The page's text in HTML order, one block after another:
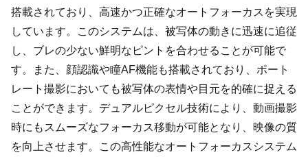
搭載されており、高速かつ正確なオートフォーカスを実現
しています。このシステムは、被写体の動きに迅速に追従
し、ブレの少ない鮮明なピントを合わせることが可能で
す。また、顔認識や瞳AF機能も搭載されており、ポート
レート撮影においても被写体の表情や目元を的確に捉える
ことができます。デュアルピクセル技術により、動画撮影
時にもスムーズなフォーカス移動が可能となり、映像の質
を向上させます。この高性能なオートフォーカスシステム